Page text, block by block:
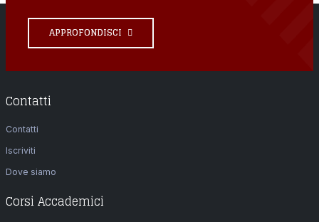
APPROFONDISCI
Contatti
Contatti
Iscriviti
Dove siamo
Corsi Accademici